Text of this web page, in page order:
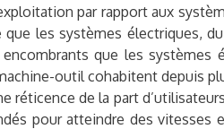
par rapport aux
les systèmes électriques,
que les
outil cohabitent depuis
réticence de la part
pour atteindre des